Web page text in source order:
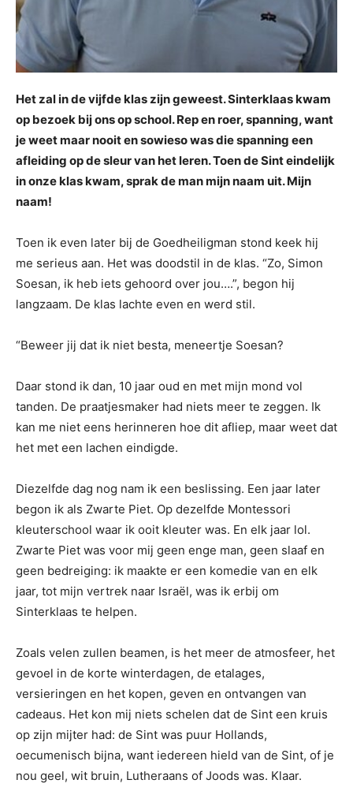
Het zal in de vijfde klas zijn geweest. Sinterklaas kwam
op bezoek bij ons op school. Rep en roer, spanning, want
je weet maar nooit en sowieso was die spanning een
afleiding op de sleur van het leren. Toen de Sint eindelijk
in onze klas kwam, sprak de man mijn naam uit. Mijn
naam!
Toen ik even later bij de Goedheiligman stond keek hij
me serieus aan. Het was doodstil in de klas. “Zo, Simon
Soesan, ik heb iets gehoord over jou….”, begon hij
langzaam. De klas lachte even en werd stil.
“Beweer jij dat ik niet besta, meneertje Soesan?
Daar stond ik dan, 10 jaar oud en met mijn mond vol
tanden. De praatjesmaker had niets meer te zeggen. Ik
kan me niet eens herinneren hoe dit afliep, maar weet dat
het met een lachen eindigde.
Diezelfde dag nog nam ik een beslissing. Een jaar later
begon ik als Zwarte Piet. Op dezelfde Montessori
kleuterschool waar ik ooit kleuter was. En elk jaar lol.
Zwarte Piet was voor mij geen enge man, geen slaaf en
geen bedreiging: ik maakte er een komedie van en elk
jaar, tot mijn vertrek naar Israël, was ik erbij om
Sinterklaas te helpen.
Zoals velen zullen beamen, is het meer de atmosfeer, het
gevoel in de korte winterdagen, de etalages,
versieringen en het kopen, geven en ontvangen van
cadeaus. Het kon mij niets schelen dat de Sint een kruis
op zijn mijter had: de Sint was puur Hollands,
oecumenisch bijna, want iedereen hield van de Sint, of je
nou geel, wit bruin, Lutheraans of Joods was. Klaar.